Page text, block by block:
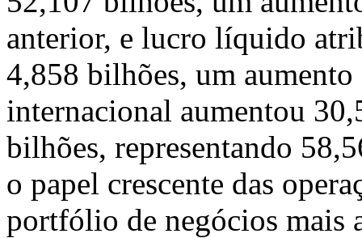
anterior, e lucro líquido
4,858 bilhões, um
internacional aumentou
bilhões, representando
o papel crescente das
portfólio de negócios mais